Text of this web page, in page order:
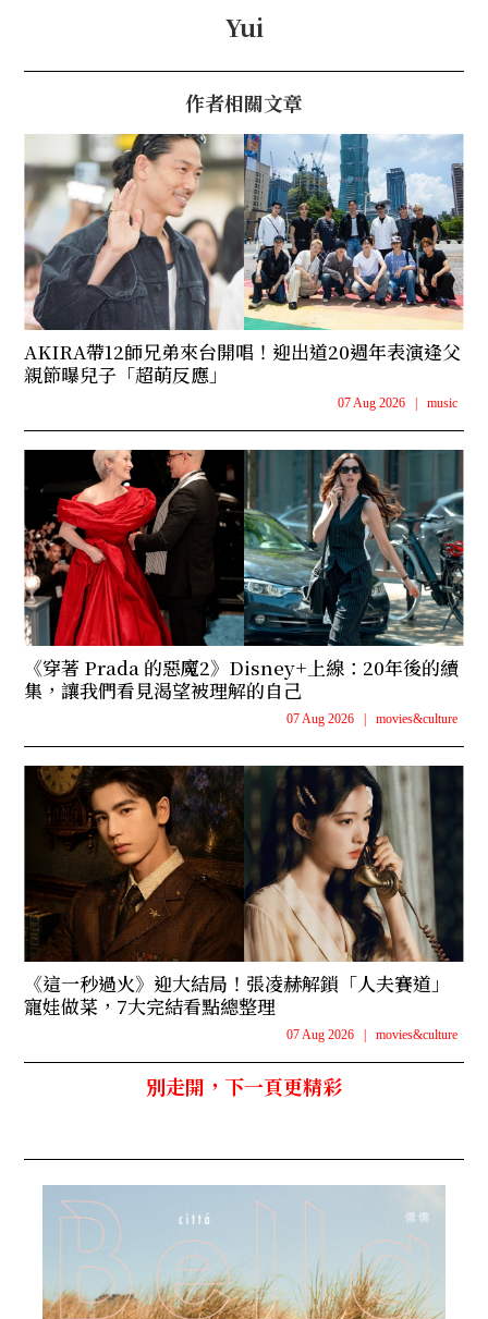
Yui
作者相關文章
AKIRA帶12師兄弟來台開唱！迎出道20週年表演逢父
親節曝兒子「超萌反應」
07 Aug 2026 | music
《穿著 Prada 的惡魔2》Disney+上線：20年後的續
集，讓我們看見渴望被理解的自己
07 Aug 2026 | movies&culture
《這一秒過火》迎大結局！張凌赫解鎖「人夫賽道」
寵娃做菜，7大完結看點總整理
07 Aug 2026 | movies&culture
別走開，下一頁更精彩